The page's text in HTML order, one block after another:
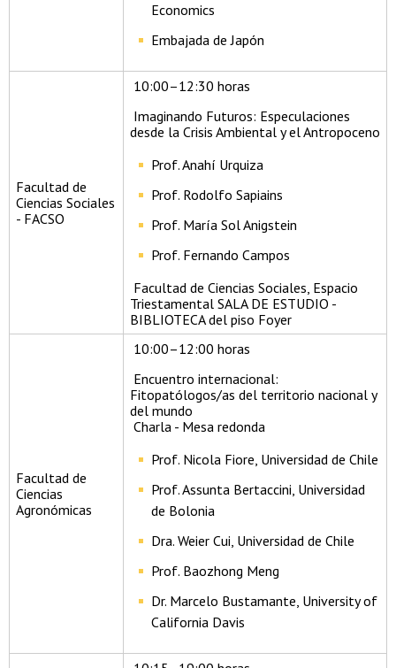
Economics
Embajada de Japón
Facultad de
Ciencias Sociales
- FACSO
10:00–12:30 horas
Imaginando Futuros: Especulaciones
desde la Crisis Ambiental y el Antropoceno
Prof. Anahí Urquiza
Prof. Rodolfo Sapiains
Prof. María Sol Anigstein
Prof. Fernando Campos
Facultad de Ciencias Sociales, Espacio
Triestamental SALA DE ESTUDIO -
BIBLIOTECA del piso Foyer
Facultad de
Ciencias
Agronómicas
10:00–12:00 horas
Encuentro internacional:
Fitopatólogos/as del territorio nacional y
del mundo
Charla - Mesa redonda
Prof. Nicola Fiore, Universidad de Chile
Prof. Assunta Bertaccini, Universidad
de Bolonia
Dra. Weier Cui, Universidad de Chile
Prof. Baozhong Meng
Dr. Marcelo Bustamante, University of
California Davis